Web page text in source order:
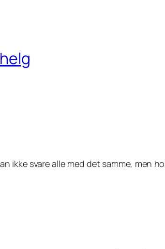
ikke svare alle med det samme, men